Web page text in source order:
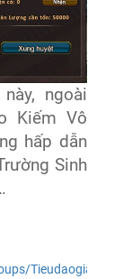
ngoài
Kiếm Vô
hấp dẫn
Sinh